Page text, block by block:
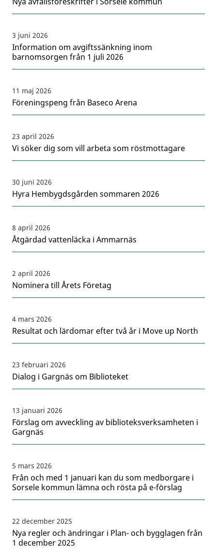
3 juni 2026
Information om avgiftssänkning inom
barnomsorgen från 1 juli 2026
11 maj 2026
Föreningspeng från Baseco Arena
23 april 2026
Vi söker dig som vill arbeta som röstmottagare
30 juni 2026
Hyra Hembygdsgården sommaren 2026
8 april 2026
Åtgärdad vattenläcka i Ammarnäs
2 april 2026
Nominera till Årets Företag
4 mars 2026
Resultat och lärdomar efter två år i Move up North
23 februari 2026
Dialog i Gargnäs om Biblioteket
13 januari 2026
Förslag om avveckling av biblioteksverksamheten i
Gargnäs
5 mars 2026
Från och med 1 januari kan du som medborgare i
Sorsele kommun lämna och rösta på e-förslag
22 december 2025
Nya regler och ändringar i Plan- och bygglagen från
1 december 2025